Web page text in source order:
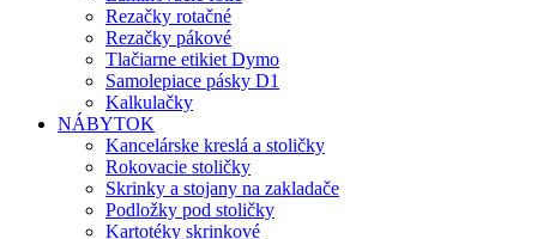
Rezačky rotačné
Rezačky pákové
Tlačiarne etikiet Dymo
Samolepiace pásky D1
Kalkulačky
NÁBYTOK
Kancelárske kreslá a stoličky
Rokovacie stoličky
Skrinky a stojany na zakladače
Podložky pod stoličky
Kartotéky skrinkové